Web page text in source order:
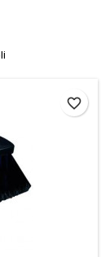
favorite_border